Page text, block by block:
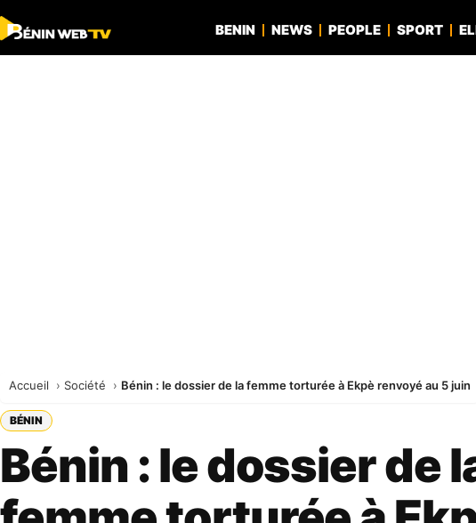
BENIN NEWS PEOPLE SPORT
Accueil Société Bénin : le dossier de la femme torturée à Ekpè renvoyé au 5 juin
BÉNIN
Bénin : le dossier de